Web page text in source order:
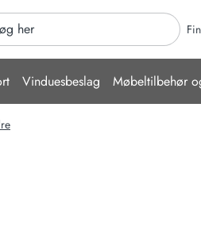
Vinduesbeslag Møbeltilbehør